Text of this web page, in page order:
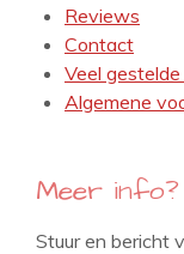
Reviews
Contact
Veel
Algemene
Meer info?
Stuur en bericht